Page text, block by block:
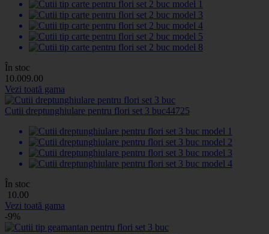
În stoc
10.009.00
Vezi toată gama
Cutii dreptunghiulare pentru flori set 3 buc44725
În stoc
10.00
Vezi toată gama
-9%